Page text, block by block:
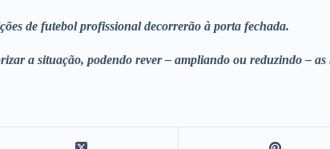
de futebol profissional decorrerão à porta fechada.
a situação, podendo rever – ampliando ou reduzindo – as